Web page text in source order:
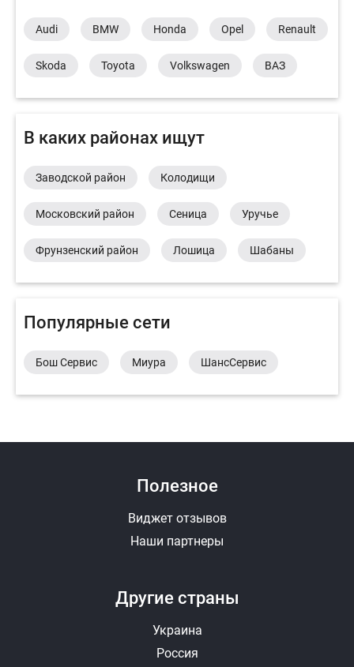
Audi BMW Honda Opel Renault
Skoda Toyota Volkswagen ВАЗ
В каких районах ищут
Заводской район Колодищи
Московский район Сеница Уручье
Фрунзенский район Лошица Шабаны
Популярные сети
Бош Сервис Миура ШансСервис
Другие страны
Украина
Россия
Полезное
Виджет отзывов
Наши партнеры